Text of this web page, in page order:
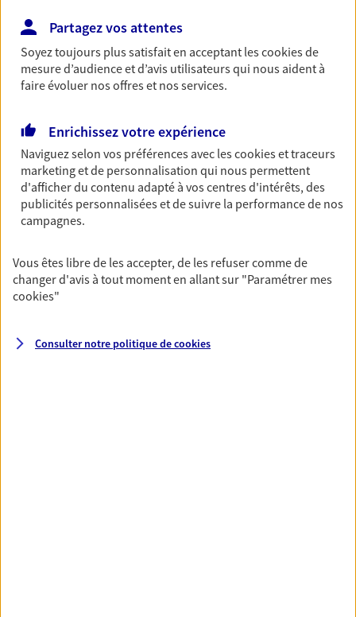
ou grande lectrice… personne n'est à l'abri d'un
accident du quotidien. Avec Ma Protection
Accident, protégez votre qualité de vie et vos
revenus.
OBTENIR UN TARIF EN LIGNE
Multirisque Entreprise
Gagnez en simplicité et en sérénité avec votre
unique pour protéger vos locaux, matériels pro,
équipements et stocks… sans oublier votre
responsabilité civile.
DEMANDER UN DEVIS
Partagez vos attentes
Soyez toujours plus satisfait en acceptant lescookiesde
mesure d’audience et d’avis utilisateurs qui nous aident à
faire évoluer nos offres et nos services.
Enrichissez votre expérience
Naviguez selon vos préférences avec lescookies et traceurs
marketing et de personnalisation qui nous permettent
d'afficher du contenu adapté à vos centres d'intérêts, des
publicités personnalisées et de suivre la performance de nos
campagnes.
Vous êtes libre de les accepter, de les refuser comme de
changer d'avis à tout moment en allant sur "Paramétrer mes
cookies"
Consulter notre politique decookies